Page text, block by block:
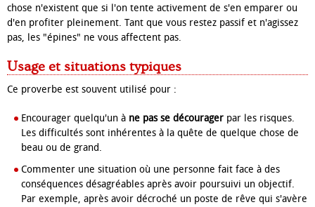
chose n'existent que si l'on tente activement de s'en emparer ou
d'en profiter pleinement. Tant que vous restez passif et n'agissez
pas, les "épines" ne vous affectent pas.
Usage et situations typiques
Ce proverbe est souvent utilisé pour :
Encourager quelqu'un à ne pas se décourager par les risques.
Les difficultés sont inhérentes à la quête de quelque chose de
beau ou de grand.
Commenter une situation où une personne fait face à des
conséquences désagréables après avoir poursuivi un objectif.
Par exemple, après avoir décroché un poste de rêve qui s'avère